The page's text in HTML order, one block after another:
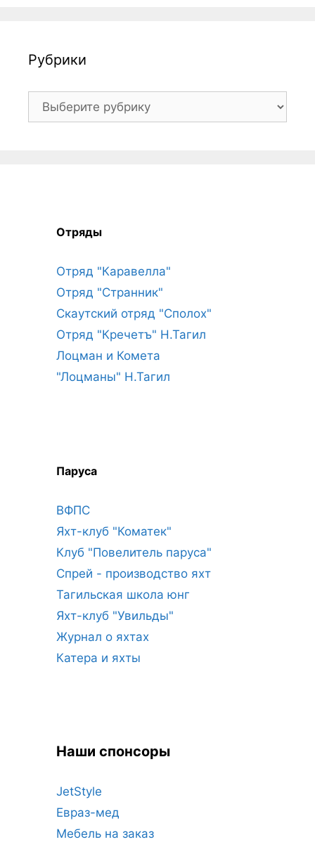
Рубрики
Рубрики
Отряды
Отряд "Каравелла"
Отряд "Странник"
Скаутский отряд "Сполох"
Отряд "Кречетъ" Н.Тагил
Лоцман и Комета
"Лоцманы" Н.Тагил
Паруса
ВФПС
Яхт-клуб "Коматек"
Клуб "Повелитель паруса"
Спрей - производство яхт
Тагильская школа юнг
Яхт-клуб "Увильды"
Журнал о яхтах
Катера и яхты
Наши спонсоры
JetStyle
Евраз-мед
Мебель на заказ